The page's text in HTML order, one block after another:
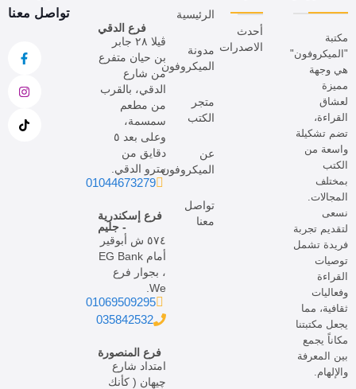
مكتبة
"الميكروفون"
هي وجهة
مميزة
لعشاق
القراءة،
تضم تشكيلة
واسعة من
الكتب
بمختلف
المجالات.
نسعى
لتقديم تجربة
فريدة تشمل
توصيات
القراءة
وفعاليات
ثقافية، مما
يجعل مكتبتنا
مكاناً يجمع
بين المعرفة
والإلهام.
أحدث
الاصدرات
الرئيسية
مدونة
الميكروفون
متجر
الكتب
عن
الميكروفون
تواصل
معنا
فرع الدقي
ڤيلا ٢٨ جابر
بن حيان متفرع
من شارع
الدقي، بالقرب
من مطعم
سمسمة،
وعلى بعد ٥
دقايق من
مترو الدقي.
01044673279
فرع إسكندرية
- جليم
٥٧٤ ش أبوقير
أمام EG Bank
، بجوار فرع
We.
01069509295
035842532
فرع المنصورة
امتداد شارع
چيهان ( كأنك
تواصل معنا